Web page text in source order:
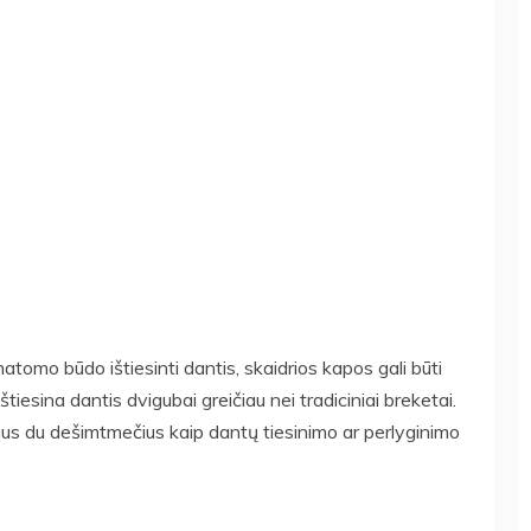
būdo ištiesinti dantis, skaidrios kapos gali būti
dantis dvigubai greičiau nei tradiciniai breketai.
du dešimtmečius kaip dantų tiesinimo ar perlyginimo